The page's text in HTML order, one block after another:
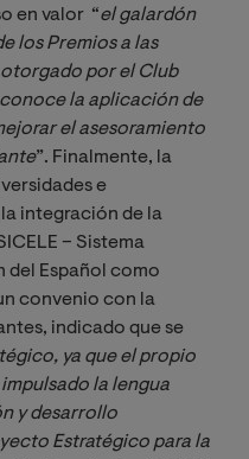
en valor “el galardón
los Premios a las
por el Club
la aplicación de
el asesoramiento
”. Finalmente, la
e
integración de la
– Sistema
del Español como
convenio con la
indicado que se
ya que el propio
la lengua
y desarrollo
Estratégico para la